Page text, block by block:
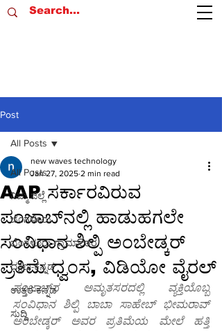
Post
All Posts
ನಿಮ್ಮ ಜಿಲ್ಲೆ
ಬೆಂಗಳೂರು
ಬೆಂಗಳೂರು-ಗ್ರಾಮಾಂತರ
ದಕ್ಷಿಣ-ಕನ್ನಡ
ಉತ್ತರ-ಕನ್ನಡ
ಸುದ್ದಿ
All Posts
AAP ಸರ್ಕಾರವಿರುವ
ಪಂಜಾಬ್‌ನಲ್ಲಿ ಹಾಡುಹಗಲೇ
ಸಂವಿಧಾನ ಶಿಲ್ಪಿ ಅಂಬೇಡ್ಕರ್
ಪ್ರತಿಮೆ ಧ್ವಂಸ, ವಿಡಿಯೋ ವೈರಲ್
new waves technology
Jan 27, 2025 2 min read
ಪಂಜಾಬ್‌ನ ಅಮೃತಸರದಲ್ಲಿ ವ್ಯಕ್ತಿಯೊಬ್ಬ
ಸಂವಿಧಾನ ಶಿಲ್ಪಿ ಬಾಬಾ ಸಾಹೇಬ್ ಭೀಮರಾವ್
ಅಂಬೇಡ್ಕರ್ ಅವರ ಪ್ರತಿಮೆಯ ಮೇಲೆ ಹತ್ತಿ